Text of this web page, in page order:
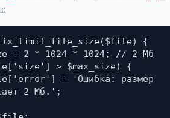
{
2 Мб.';